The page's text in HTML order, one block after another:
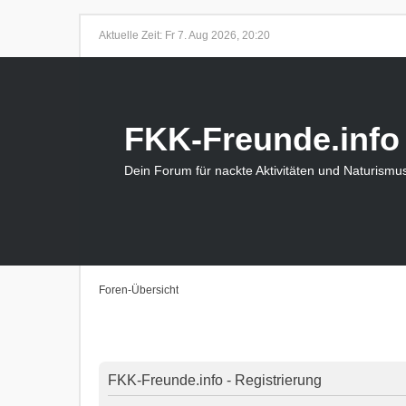
Aktuelle Zeit: Fr 7. Aug 2026, 20:20
FKK-Freunde.info
Dein Forum für nackte Aktivitäten und
Foren-Übersicht
FKK-Freunde.info - Registrierung